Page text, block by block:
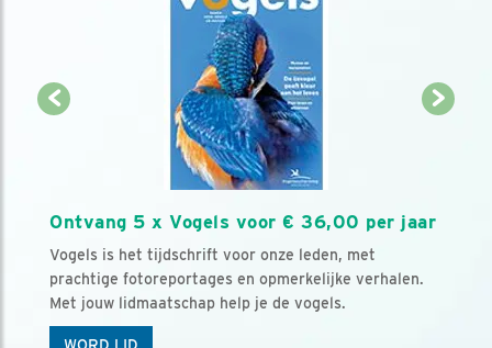
Ontvang 5 x Vogels voor € 36,00 per jaar
Vogels is het tijdschrift voor onze leden, met
prachtige fotoreportages en opmerkelijke verhalen.
Met jouw lidmaatschap help je de vogels.